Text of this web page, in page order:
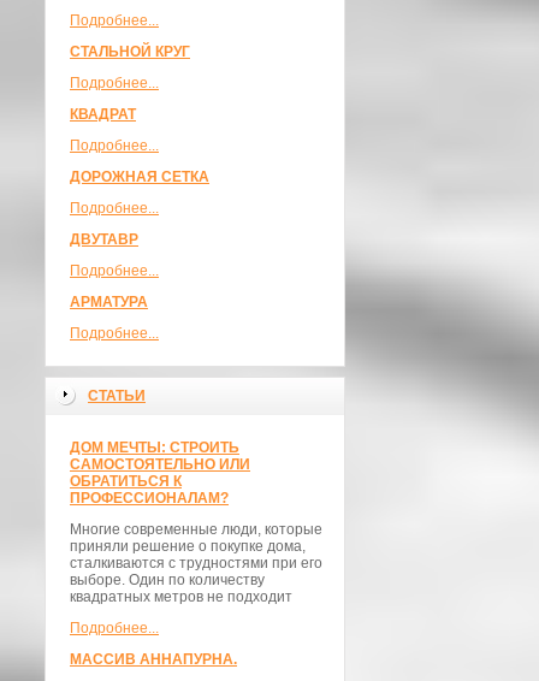
Подробнее...
СТАЛЬНОЙ КРУГ
Подробнее...
КВАДРАТ
Подробнее...
ДОРОЖНАЯ СЕТКА
Подробнее...
ДВУТАВР
Подробнее...
АРМАТУРА
Подробнее...
СТАТЬИ
ДОМ МЕЧТЫ: СТРОИТЬ
САМОСТОЯТЕЛЬНО ИЛИ
ОБРАТИТЬСЯ К
ПРОФЕССИОНАЛАМ?
Многие современные люди, которые
приняли решение о покупке дома,
сталкиваются с трудностями при его
выборе. Один по количеству
квадратных метров не подходит
Подробнее...
МАССИВ АННАПУРНА.